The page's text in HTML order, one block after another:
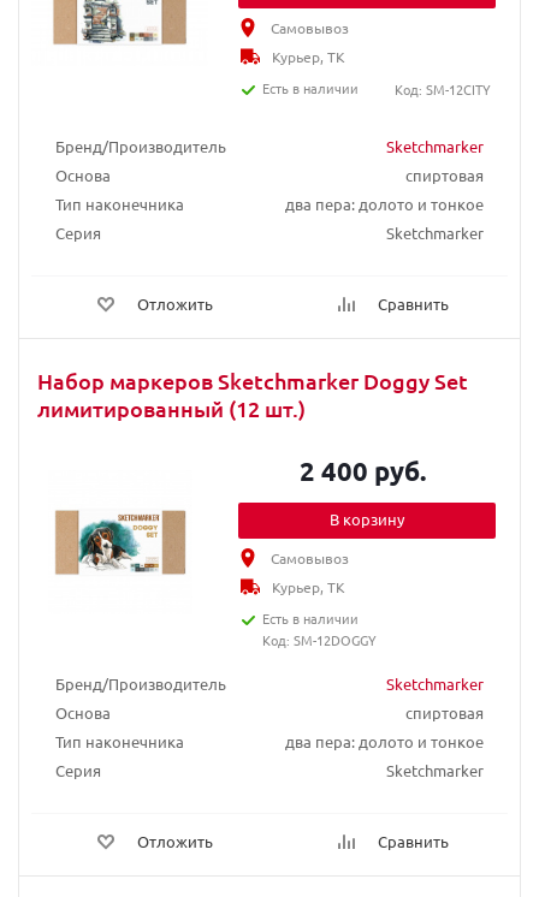
Бренд/Производитель
Sketchmarker
Основа
спиртовая
Тип наконечника
два пера: долото и тонкое
Серия
Sketchmarker
Отложить Сравнить
Самовывоз
Курьер, ТК
Есть в наличии
Код: SM-12CITY
Набор маркеров Sketchmarker Doggy Set
лимитированный (12 шт.)
Бренд/Производитель
Sketchmarker
Основа
спиртовая
Тип наконечника
два пера: долото и тонкое
Серия
Sketchmarker
Отложить Сравнить
2 400 руб.
В корзину
Самовывоз
Курьер, ТК
Есть в наличии
Код: SM-12DOGGY